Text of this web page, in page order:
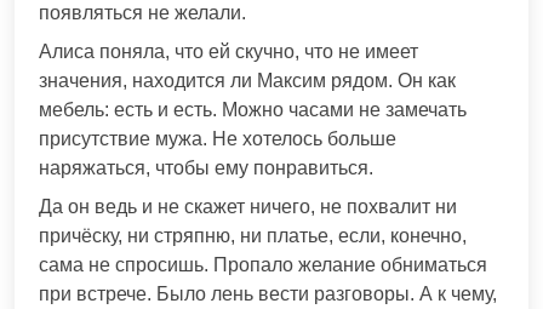
появляться не желали.
Алиса поняла, что ей скучно, что не имеет
значения, находится ли Максим рядом. Он как
мебель: есть и есть. Можно часами не замечать
присутствие мужа. Не хотелось больше
наряжаться, чтобы ему понравиться.
Да он ведь и не скажет ничего, не похвалит ни
причёску, ни стряпню, ни платье, если, конечно,
сама не спросишь. Пропало желание обниматься
при встрече. Было лень вести разговоры. А к чему,